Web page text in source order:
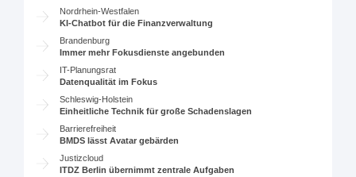
Nordrhein-Westfalen
KI-Chatbot für die Finanzverwaltung
Brandenburg
Immer mehr Fokusdienste angebunden
IT-Planungsrat
Datenqualität im Fokus
Schleswig-Holstein
Einheitliche Technik für große Schadenslagen
Barrierefreiheit
BMDS lässt Avatar gebärden
Justizcloud
ITDZ Berlin übernimmt zentrale Aufgaben